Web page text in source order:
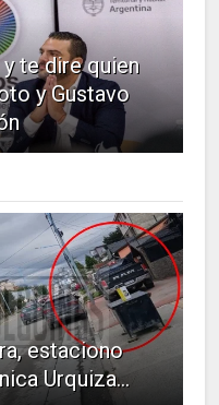
te dire quien
y Gustavo
estaciono
Urquiza...